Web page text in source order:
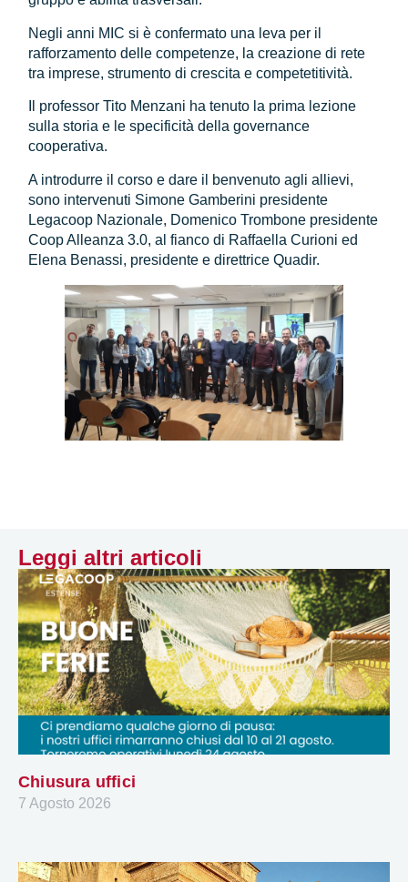
Negli anni MIC si è confermato una leva per il
rafforzamento delle competenze, la creazione di rete
tra imprese, strumento di crescita e competetitività.
Il professor Tito Menzani ha tenuto la prima lezione
sulla storia e le specificità della governance
cooperativa.
A introdurre il corso e dare il benvenuto agli allievi,
sono intervenuti Simone Gamberini presidente
Legacoop Nazionale, Domenico Trombone presidente
Coop Alleanza 3.0, al fianco di Raffaella Curioni ed
Elena Benassi, presidente e direttrice Quadir.
Leggi altri articoli
Chiusura uffici
7 Agosto 2026